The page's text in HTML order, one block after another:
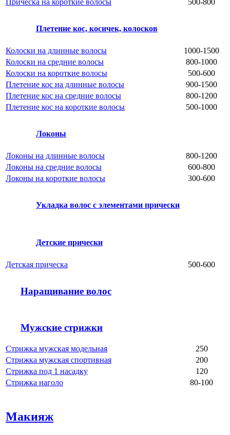
Плетение кос, косичек, колосков
Колоски на длинные волосы
1000-1500
Колоски на средние волосы
800-1000
Колоски на короткие волосы
500-600
Плетение кос на длинные волосы
900-1500
Плетение кос на средние волосы
800-1200
Плетение кос на короткие волосы
500-1000
Локоны
Локоны на длинные волосы
800-1200
Локоны на средние волосы
600-800
Локоны на короткие волосы
300-600
Укладка волос с элементами прически
Детские прически
Детская прическа 500-600
Наращивание волос
Мужские стрижки
Стрижка мужская модельная
250
Стрижка мужская спортивная
200
Стрижка под 1 насадку
120
Стрижка наголо
80-100
Макияж